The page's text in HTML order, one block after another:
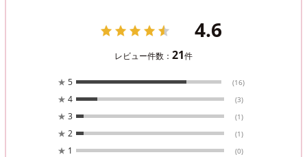
4.6
レビュー件数： 21件
★ 5 (16)
★ 4 (3)
★ 3 (1)
★ 2 (1)
★ 1 (0)